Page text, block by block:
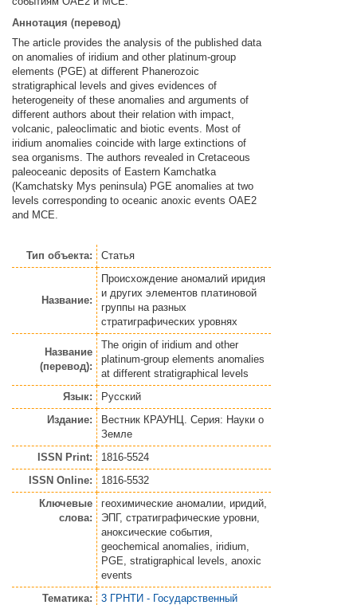
Аннотация (перевод)
The article provides the analysis of the published data
on anomalies of iridium and other platinum-group
elements (PGE) at different Phanerozoic
stratigraphical levels and gives evidences of
heterogeneity of these anomalies and arguments of
different authors about their relation with impact,
volcanic, paleoclimatic and biotic events. Most of
iridium anomalies coincide with large extinctions of
sea organisms. The authors revealed in Cretaceous
paleoceanic deposits of Eastern Kamchatka
(Kamchatsky Mys peninsula) PGE anomalies at two
levels corresponding to oceanic anoxic events OAE2
and MCE.
Тип объекта: Статья
Название:
Происхождение аномалий иридия
и других элементов платиновой
группы на разных
стратиграфических уровнях
Название
(перевод):
The origin of iridium and other
platinum-group elements anomalies
at different stratigraphical levels
Язык:
Русский
Издание:
Вестник КРАУНЦ. Серия: Науки о
Земле
ISSN Print:
1816-5524
ISSN Online:
1816-5532
Ключевые
слова:
геохимические аномалии, иридий,
ЭПГ, стратиграфические уровни,
аноксические события,
geochemical anomalies, iridium,
PGE, stratigraphical levels, anoxic
events
Тематика:
3 ГРНТИ - Государственный